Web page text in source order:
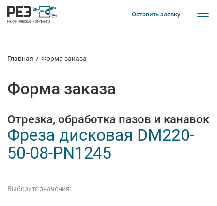
Оставить заявку
Главная / Форма заказа
Форма заказа
Отрезка, обработка пазов и канавок
Фреза дисковая DM220-
50-08-PN1245
Выберите значения: